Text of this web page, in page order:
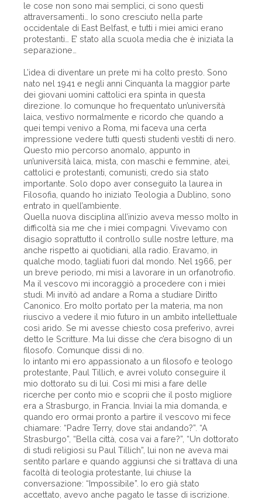
le cose non sono mai semplici, ci sono questi
attraversamenti… Io sono cresciuto nella parte
occidentale di East Belfast, e tutti i miei amici erano
protestanti… E’ stato alla scuola media che è iniziata la
separazione…
L’idea di diventare un prete mi ha colto presto. Sono
nato nel 1941 e negli anni Cinquanta la maggior parte
dei giovani uomini cattolici era spinta in questa
direzione. Io comunque ho frequentato un’università
laica, vestivo normalmente e ricordo che quando a
quei tempi venivo a Roma, mi faceva una certa
impressione vedere tutti questi studenti vestiti di nero.
Questo mio percorso anomalo, appunto in
un’università laica, mista, con maschi e femmine, atei,
cattolici e protestanti, comunisti, credo sia stato
importante. Solo dopo aver conseguito la laurea in
Filosofia, quando ho iniziato Teologia a Dublino, sono
entrato in quell’ambiente.
Quella nuova disciplina all’inizio aveva messo molto in
difficoltà sia me che i miei compagni. Vivevamo con
disagio soprattutto il controllo sulle nostre letture, ma
anche rispetto ai quotidiani, alla radio. Eravamo, in
qualche modo, tagliati fuori dal mondo. Nel 1966, per
un breve periodo, mi misi a lavorare in un orfanotrofio.
Ma il vescovo mi incoraggiò a procedere con i miei
studi. Mi invitò ad andare a Roma a studiare Diritto
Canonico. Ero molto portato per la materia, ma non
riuscivo a vedere il mio futuro in un ambito intellettuale
così arido. Se mi avesse chiesto cosa preferivo, avrei
detto le Scritture. Ma lui disse che c’era bisogno di un
filosofo. Comunque dissi di no.
Io intanto mi ero appassionato a un filosofo e teologo
protestante, Paul Tillich, e avrei voluto conseguire il
mio dottorato su di lui. Così mi misi a fare delle
ricerche per conto mio e scoprii che il posto migliore
era a Strasburgo, in Francia. Inviai la mia domanda, e
quando ero ormai pronto a partire il vescovo mi fece
chiamare: “Padre Terry, dove stai andando?”. “A
Strasburgo”, “Bella città, cosa vai a fare?”, “Un dottorato
di studi religiosi su Paul Tillich”, lui non ne aveva mai
sentito parlare e quando aggiunsi che si trattava di una
facoltà di teologia protestante, lui chiuse la
conversazione: “Impossibile”. Io ero già stato
accettato, avevo anche pagato le tasse di iscrizione.